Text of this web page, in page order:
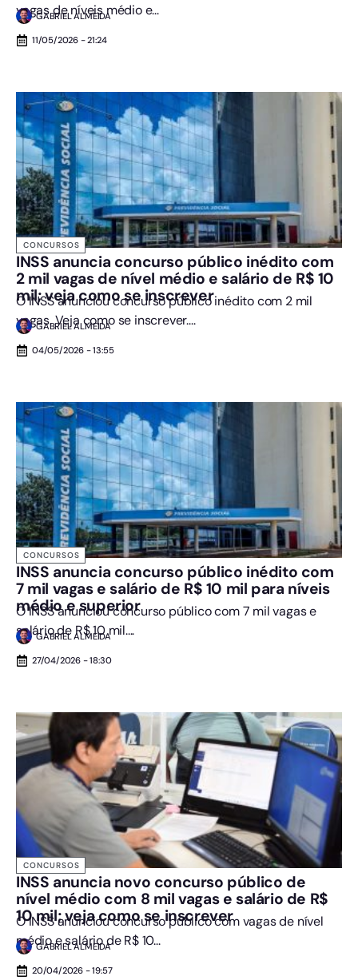
vagas de níveis médio e...
GABRIEL ALMEIDA
11/05/2026 - 21:24
CONCURSOS
INSS anuncia concurso público inédito com
2 mil vagas de nível médio e salário de R$ 10
mil; veja como se inscrever
O INSS anunciou concurso público inédito com 2 mil
vagas. Veja como se inscrever....
GABRIEL ALMEIDA
04/05/2026 - 13:55
CONCURSOS
INSS anuncia concurso público inédito com
7 mil vagas e salário de R$ 10 mil para níveis
médio e superior
O INSS anunciou concurso público com 7 mil vagas e
salário de R$ 10 mil....
GABRIEL ALMEIDA
27/04/2026 - 18:30
CONCURSOS
INSS anuncia novo concurso público de
nível médio com 8 mil vagas e salário de R$
10 mil; veja como se inscrever
O INSS anunciou concurso público com vagas de nível
médio e salário de R$ 10...
GABRIEL ALMEIDA
20/04/2026 - 19:57